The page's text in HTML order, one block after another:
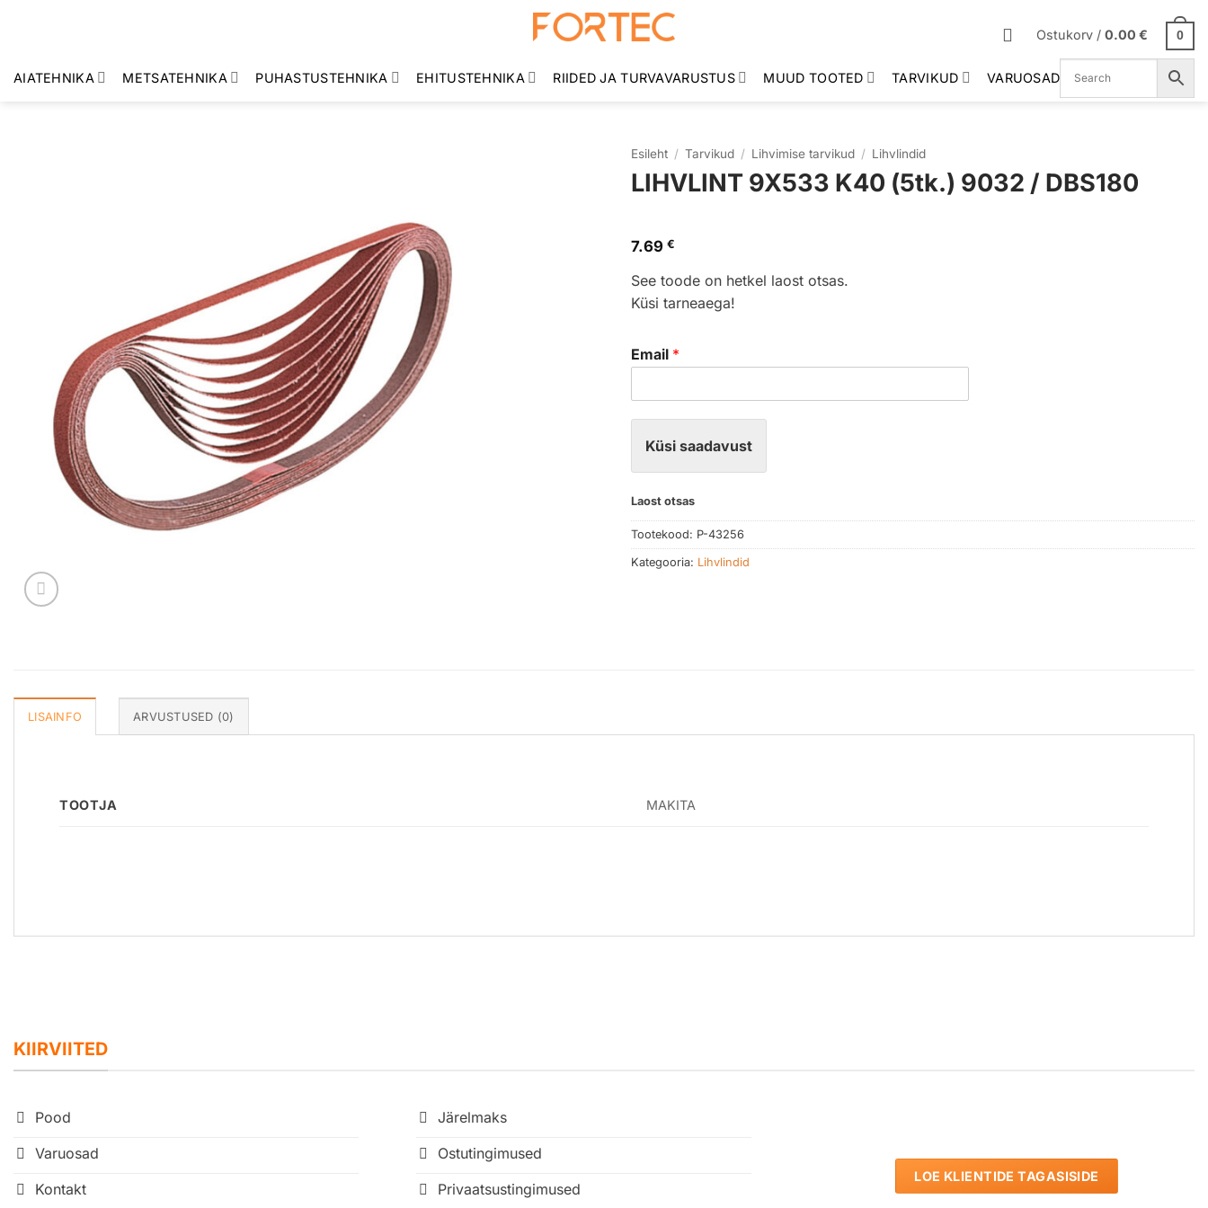
Ostukorv /0.00€ 0
AIATEHNIKA METSATEHNIKA PUHASTUSTEHNIKA EHITUSTEHNIKA RIIDED JA TURVAVARUSTUS MUUD TOOTED TARVIKUD VARUOSAD
Esileht / Tarvikud / Lihvimise tarvikud / Lihvlindid
LIHVLINT 9X533 K40 (5tk.) 9032 / DBS180
7.69 €
See toode on hetkel laost otsas.
Küsi tarneaega!
Email *
Küsi saadavust
Laost otsas
Tootekood: P-43256
Kategooria: Lihvlindid
LISAINFO ARVUSTUSED (0)
TOOTJA MAKITA
KIIRVIITED
Pood
Varuosad
Kontakt
Järelmaks
Ostutingimused
Privaatsustingimused
LOE KLIENTIDE TAGASISIDE